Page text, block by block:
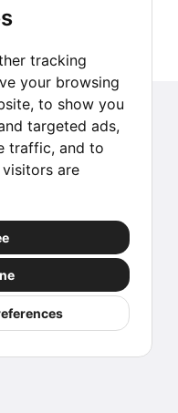
tracking
your browsing
to show you
targeted ads,
traffic, and to
are